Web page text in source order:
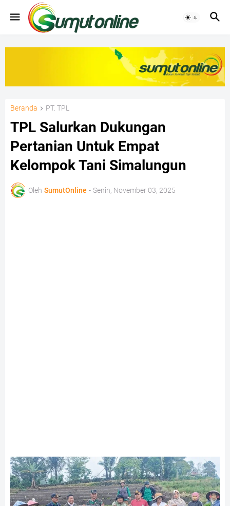
Beranda PT. TPL
TPL Salurkan Dukungan
Pertanian Untuk Empat
Kelompok Tani Simalungun
Oleh SumutOnline - Senin, November 03, 2025